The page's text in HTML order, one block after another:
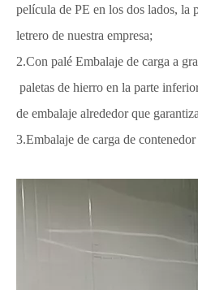
película de PE en los dos lados, la
letrero de nuestra empresa;
2.Con palé Embalaje de carga a
paletas de hierro en la parte
de embalaje alrededor que
3.Embalaje de carga de